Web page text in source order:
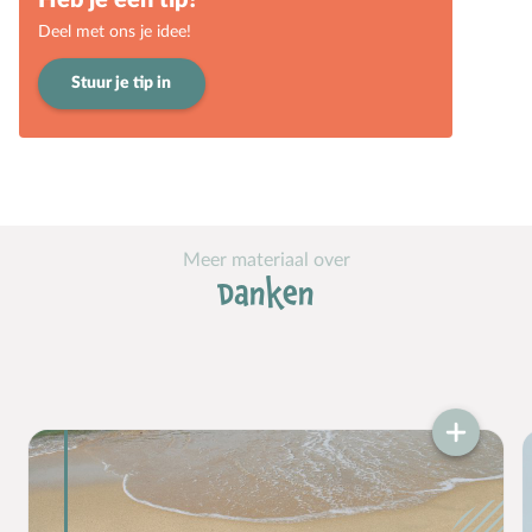
Groepsdruk
Grootouders
Hemelvaartsdag
Hervormingsdag
Kerkactiviteiten
Kleuter
Lichamelijke ontwikkeling
Meerbegaafd/hoogbegaafd
Deel met ons je idee!
Stuur je tip in
Danken
Meer materiaal over